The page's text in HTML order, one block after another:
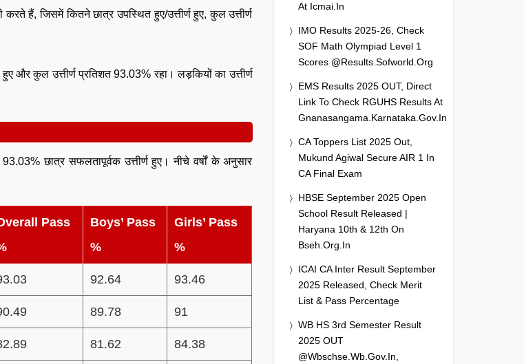
हैं, जिसमें कितने छात्र उपस्थित हुए/उत्तीर्ण हुए, कुल उत्तीर्ण
और कुल उत्तीर्ण प्रतिशत 93.03% रहा। लड़कियों का उत्तीर्ण
छात्र सफलतापूर्वक उत्तीर्ण हुए। नीचे वर्षों के अनुसार
Pass
Boys’ Pass
%
Girls’ Pass
%
92.64 93.46
89.78 91
81.62 84.38
At Icmai.in
IMO Results 2025-26, Check
SOF Math Olympiad Level 1
Scores @results.sofworld.org
EMS Results 2025 OUT, Direct
Link To Check RGUHS Results At
Gnanasangama.karnataka.gov.in
CA Toppers List 2025 Out,
Mukund Agiwal Secure AIR 1 In
CA Final Exam
HBSE September 2025 Open
School Result Released |
Haryana 10th & 12th On
Bseh.org.in
ICAI CA Inter Result September
2025 Released, Check Merit
List & Pass Percentage
WB HS 3rd Semester Result
2025 OUT
@wbschse.wb.gov.in,